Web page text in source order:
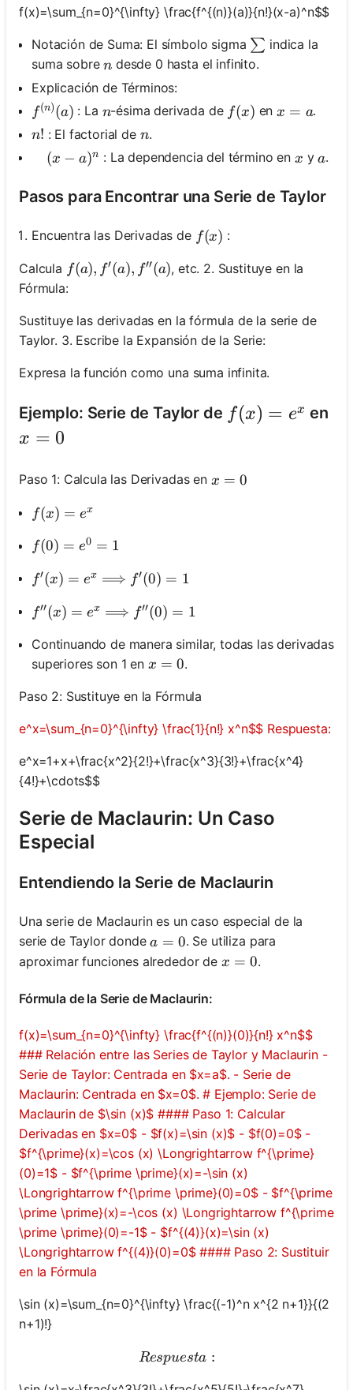
f(x)=\sum_{n=0}^{\infty} \frac{f^{(n)}(a)}{n!}(x-a)^n$$
Notación de Suma: El símbolo sigma \sum
∑ indica la
suma sobren
n desde 0 hasta el infinito.
Explicación de Términos:
f^{(n)}(a)
f(n)(a) : La n
n-ésima derivada de f(x)
f(x) enx=a
x = a.
n!
n! : El factorial de n
n.
\quad(x-a)^n
(x − a)n : La dependencia del término en x
x ya
a.
Pasos para Encontrar una Serie de Taylor
Encuentra las Derivadas de f(x)
f(x) :
Calcula f(a), f^{\prime}(a), f^{\prime \prime}(a)
f(a), f′(a), f′′(a), etc. 2. Sustituye en la
Fórmula:
Sustituye las derivadas en la fórmula de la serie de
Taylor. 3. Escribe la Expansión de la Serie:
Expresa la función como una suma infinita.
Ejemplo: Serie de Taylor de f(x)=e^x
f(x) = ex en
x=0
x = 0
Paso 1: Calcula las Derivadas en x=0
x = 0
f(x)=e^x
f(x) = ex
f(0)=e^0=1
f(0) = e0 = 1
f^{\prime}(x)=e^x \Longrightarrow
f′(x) = ex ⟹ f′(0) = 1
f^{\prime \prime}(x)=e^x \Longrightarrow
f′′(x) = ex ⟹ f′′(0) = 1
Continuando de manera similar, todas las derivadas
superiores son 1 en x=0
x = 0.
Paso 2: Sustituye en la Fórmula
e^x=\sum_{n=0}^{\infty} \frac{1}{n!} x^n$$ Respuesta:
e^x=1+x+\frac{x^2}{2!}+\frac{x^3}{3!}+\frac{x^4}
{4!}+\cdots$$
Serie de Maclaurin: Un Caso
Especial
Entendiendo la Serie de Maclaurin
Una serie de Maclaurin es un caso especial de la
serie de Taylor dondea=0
a = 0. Se utiliza para
aproximar funciones alrededor de x=0
x = 0.
Fórmula de la Serie de Maclaurin:
f(x)=\sum_{n=0}^{\infty} \frac{f^{(n)}(0)}{n!} x^n$$
### Relación entre las Series de Taylor y Maclaurin -
Serie de Taylor: Centrada en $x=a$. - Serie de
Maclaurin: Centrada en $x=0$. # Ejemplo: Serie de
Maclaurin de $\sin (x)$ #### Paso 1: Calcular
Derivadas en $x=0$ - $f(x)=\sin (x)$ - $f(0)=0$ -
$f^{\prime}(x)=\cos (x) \Longrightarrow f^{\prime}
(0)=1$ - $f^{\prime \prime}(x)=-\sin (x)
\Longrightarrow f^{\prime \prime}(0)=0$ - $f^{\prime
\prime \prime}(x)=-\cos (x) \Longrightarrow f^{\prime
\prime \prime}(0)=-1$ - $f^{(4)}(x)=\sin (x)
\Longrightarrow f^{(4)}(0)=0$ #### Paso 2: Sustituir
en la Fórmula
\sin (x)=\sum_{n=0}^{\infty} \frac{(-1)^n x^{2 n+1}}{(2
n+1)!}
Respuesta:
Respuesta :